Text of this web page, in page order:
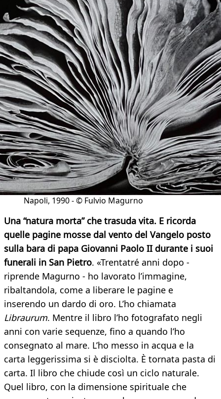
Napoli, 1990 - © Fulvio Magurno
Una “natura morta” che trasuda vita. E ricorda
quelle pagine mosse dal vento del Vangelo posto
sulla bara di papa Giovanni Paolo II durante i suoi
funerali in San Pietro. «Trentatré anni dopo -
riprende Magurno - ho lavorato l’immagine,
ribaltandola, come a liberare le pagine e
inserendo un dardo di oro. L’ho chiamata
Libraurum. Mentre il libro l’ho fotografato negli
anni con varie sequenze, fino a quando l’ho
consegnato al mare. L’ho messo in acqua e la
carta leggerissima si è disciolta. È tornata pasta di
carta. Il libro che chiude così un ciclo naturale.
Quel libro, con la dimensione spirituale che